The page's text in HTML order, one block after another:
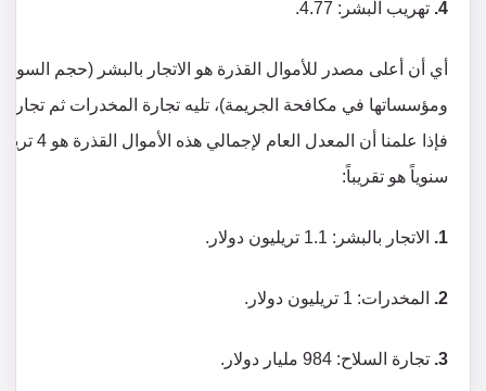
4. تهريب البشر: 4.77.
أي أن أعلى مصدر للأموال القذرة هو الاتجار بالبشر (حجم
ومؤسساتها في مكافحة الجريمة)، تليه تجارة المخدرات ثم
فإذا
سنوياً هو تقريباً:
1. الاتجار بالبشر: 1.1 تريليون دولار.
2. المخدرات: 1 تريليون دولار.
3. تجارة السلاح: 984 مليار دولار.